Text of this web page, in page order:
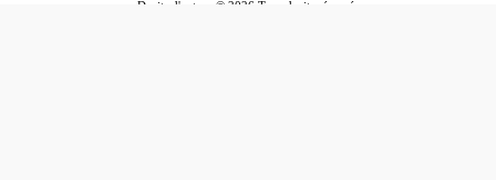
Droits d'auteur © 2026 Tous droits réservés